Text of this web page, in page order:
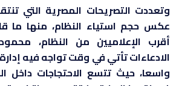
وتعددت التصريحات المصرية التي
عكس حجم استياء النظام، منها ما
أقرب الإعلاميين من النظام،
الادعاءات تأتي في وقت تواجه فيه إدارة
واسعا، حيث تتسع الاحتجاجات داخل